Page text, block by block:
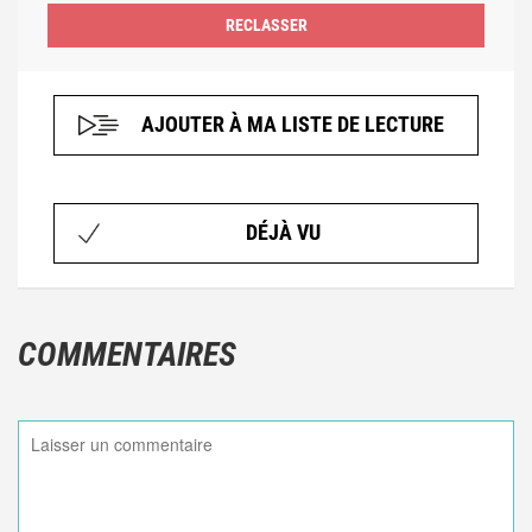
AJOUTER À MA LISTE DE LECTURE
DÉJÀ VU
COMMENTAIRES